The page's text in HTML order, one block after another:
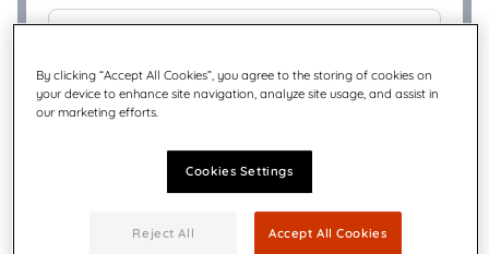
Société *
Fonction *
Téléphone *
By clicking “Accept All Cookies”, you agree to the storing of cookies on
your device to enhance site navigation, analyze site usage, and assist in
our marketing efforts.
Cookies Settings
Reject All Accept All Cookies